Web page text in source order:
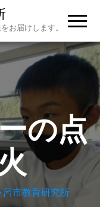
お届けします。
の点
呂市教育研究所